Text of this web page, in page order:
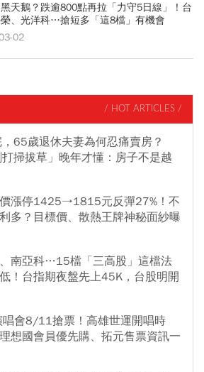
天鵝？跌逾800點再拉「力守5日線」！台
、光洋科…搶短多「這8檔」有機會
02
/ HOT ARTICLES /
65歲退休夫妻為何忍痛賣房？
打掃拔草」晚年才懂：房子不是越
漲停1425→1815元反彈27%！不
多？目標價、散熱王牌神秘面紗曝
南亞科…15檔「三高股」這檔法
！台指期夜盤先上45K，台股明開
會8/11搶票！高雄世運開唱時
想國會員優先購、拓元售票資訊一